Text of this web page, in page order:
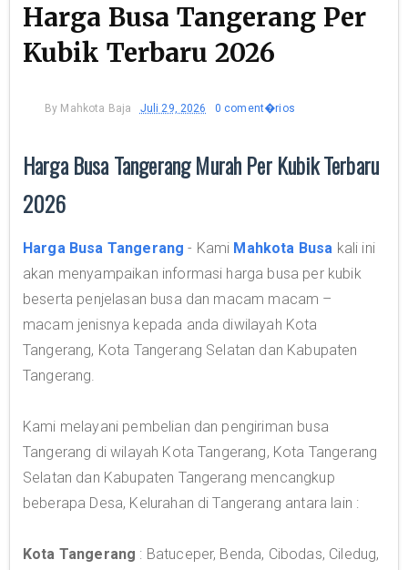
Harga Busa Tangerang Per
Kubik Terbaru 2026
By Mahkota Baja Juli 29, 2026 0 coment�rios
Harga Busa Tangerang Murah Per Kubik Terbaru
2026
Harga Busa Tangerang - Kami Mahkota Busa kali ini
akan menyampaikan informasi harga busa per kubik
beserta penjelasan busa dan macam macam –
macam jenisnya kepada anda diwilayah Kota
Tangerang, Kota Tangerang Selatan dan Kabupaten
Tangerang.
Kami melayani pembelian dan pengiriman busa
Tangerang di wilayah Kota Tangerang, Kota Tangerang
Selatan dan Kabupaten Tangerang mencangkup
beberapa Desa, Kelurahan di Tangerang antara lain :
Kota Tangerang : Batuceper, Benda, Cibodas, Ciledug,